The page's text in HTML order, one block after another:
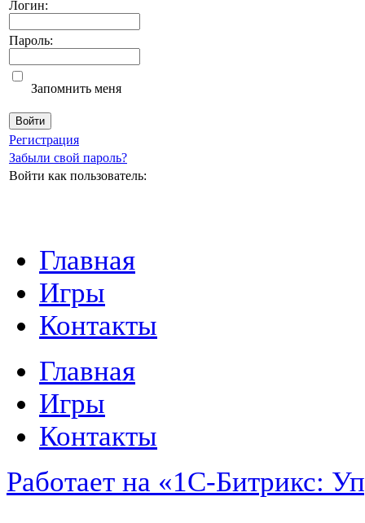
Логин:
Пароль:
Запомнить меня
Регистрация
Забыли свой пароль?
Войти как пользователь:
Главная
Игры
Контакты
Главная
Игры
Контакты
Работает на «1С-Битрикс: